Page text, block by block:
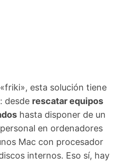
esta solución tiene
desde rescatar equipos
hasta disponer de un
en ordenadores
Mac con procesador
internos. Eso sí, hay